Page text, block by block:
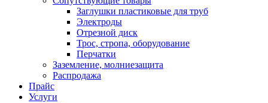
Заглушки пластиковые для труб
Электроды
Отрезной диск
Трос, стропа, оборудование
Перчатки
Заземление, молниезащита
Распродажа
Прайс
Услуги